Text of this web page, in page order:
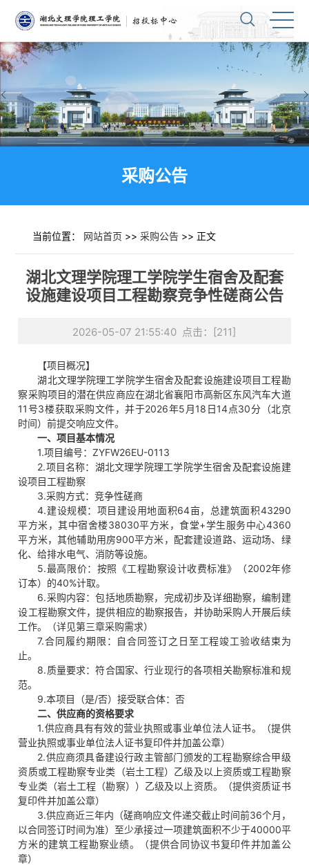
采购公告
当前位置： 网站首页 >>采购公告 >> 正文
湖北文理学院理工学院学生宿舍及配套
设施建设项目工程勘察竞争性磋商公告
2026-05-07 21:55:40 点击：[211]
【项目概况】
湖北文理学院理工学院学生宿舍及配套设施建设项目工程勘
察采购项目的潜在供应商应在湖北省襄阳市高新区东风汽车大道
11号3楼获取采购文件，并于2026年5月18日14点30分（北京
时间）前提交响应文件。
一、项目基本情况
1.项目编号：ZYFW26EU-0113
2.项目名称：湖北文理学院理工学院学生宿舍及配套设施建
设项目工程勘察
3.采购方式：竞争性磋商
4.建设规模：项目建设用地面积64亩，总建筑面积43290
平方米，其中宿舍楼38030平方米，食堂+学生服务中心4360
平方米，其他辅助用房900平方米，配套建设道路、运动场、绿
化、给排水电气、消防等设施。
5.最高限价：按照《工程勘察设计收费标准》（2002年修
订本）的40%计取。
6.采购内容：包括地质勘察，完成初步及详细勘察，编制建
设工程勘察文件，提供相应的勘察报告，并协助采购人开展后续
工作。（详见第三章采购需求）
7.合同履约期限：自合同签订之日至工程竣工验收结束为
止。
8.质量要求：符合国家、行业现行的各项相关勘察标准和规
范。
9.本项目（是/否）接受联合体：否
二、供应商的资格要求
1.供应商具有有效的营业执照或事业单位法人证书。（提供
营业执照或事业单位法人证书复印件并加盖公章）
2.供应商须具备建设行政主管部门颁发的工程勘察综合甲级
资质或工程勘察专业类（岩土工程）乙级及以上资质或工程勘察
专业类（岩土工程（勘察））乙级及以上资质。（提供资质证书
复印件并加盖公章）
3.供应商近三年内（磋商响应文件递交截止时间前36个月，
以合同签订时间为准）至少承接过一项建筑面积不少于40000平
方米的建筑工程勘察业绩。（提供合同协议书复印件并加盖公
章）